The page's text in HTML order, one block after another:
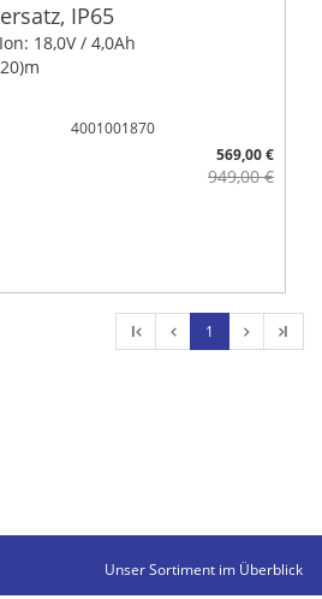
IP65
18,0V / 4,0Ah
4001001870
569,00 €
949,00 €
l 1 l
Unser Sortiment im Überblick